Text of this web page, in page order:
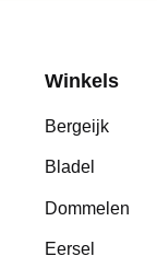
Winkels
Bergeijk
Bladel
Dommelen
Eersel